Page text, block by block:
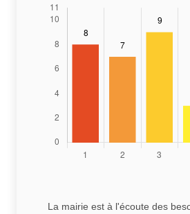
La mairie est à l'écoute des